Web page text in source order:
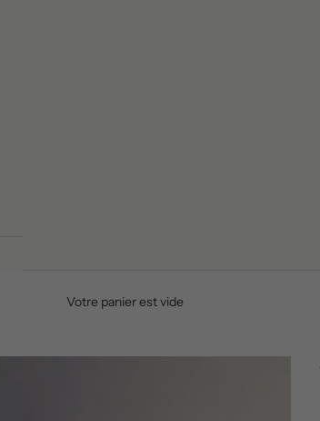
Votre panier est vide